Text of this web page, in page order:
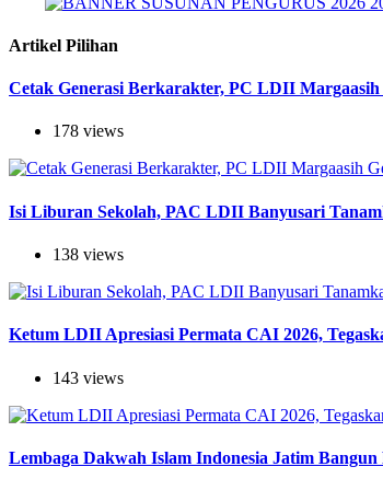
Artikel Pilihan
Cetak Generasi Berkarakter, PC LDII
178 views
Isi Liburan Sekolah, PAC LDII Banyusari
138 views
Ketum LDII Apresiasi Permata CAI 2026,
143 views
Lembaga Dakwah Islam Indonesia Jatim